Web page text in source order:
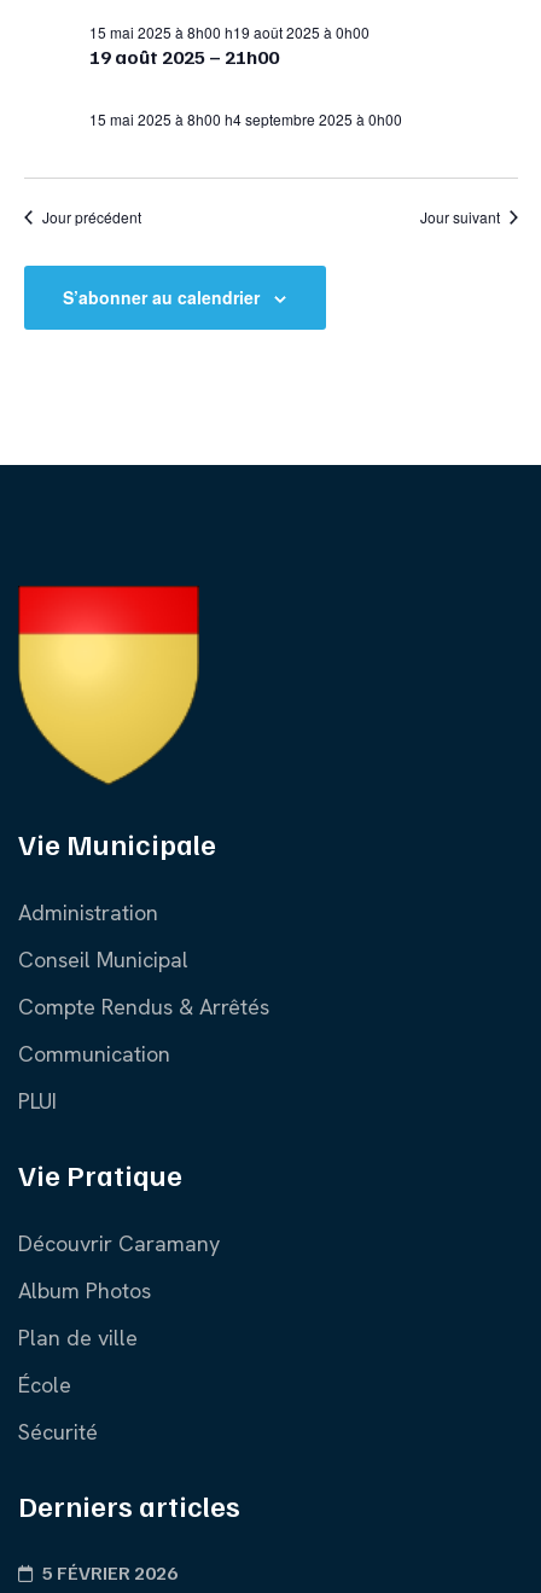
19 août 2025 – 21h00
15 mai 2025 à 8h00 h19 août 2025 à 0h00
15 mai 2025 à 8h00 h4 septembre 2025 à 0h00
Jour précédent Jour suivant
S’abonner au calendrier
Vie Municipale
Administration
Conseil Municipal
Compte Rendus & Arrêtés
Communication
PLUI
Vie Pratique
Découvrir Caramany
Album Photos
Plan de ville
École
Sécurité
Derniers articles
5 FÉVRIER 2026